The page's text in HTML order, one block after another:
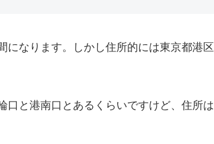
になります。しかし住所的には東京都港区
口と港南口とあるくらいですけど、住所は